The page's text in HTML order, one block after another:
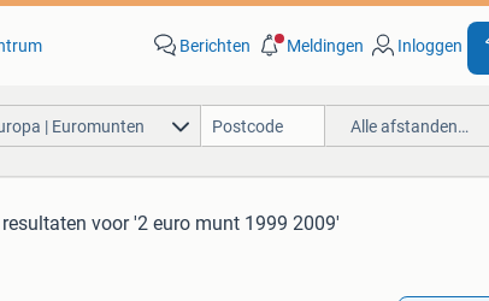
Berichten Meldingen Inloggen
| Euromunten Alle afstanden…
voor '2 euro munt 1999 2009'